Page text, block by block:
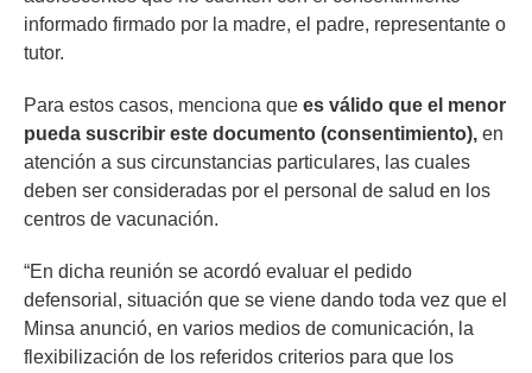
informado firmado por la madre, el padre, representante o
tutor.
Para estos casos, menciona que es válido que el menor
pueda suscribir este documento (consentimiento), en
atención a sus circunstancias particulares, las cuales
deben ser consideradas por el personal de salud en los
centros de vacunación.
“En dicha reunión se acordó evaluar el pedido
defensorial, situación que se viene dando toda vez que el
Minsa anunció, en varios medios de comunicación, la
flexibilización de los referidos criterios para que los